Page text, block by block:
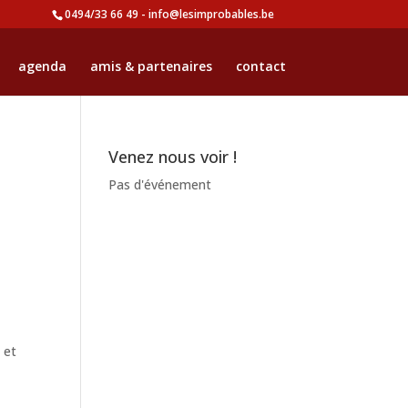
0494/33 66 49 - info@lesimprobables.be
agenda amis & partenaires contact
et
Venez nous voir !
Pas d'événement